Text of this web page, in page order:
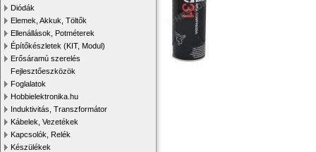
Diódák
Elemek, Akkuk, Töltők
Ellenállások, Potméterek
Építőkészletek (KIT, Modul)
Erősáramú szerelés
Fejlesztőeszközök
Foglalatok
Hobbielektronika.hu
Induktivitás, Transzformátor
Kábelek, Vezetékek
Kapcsolók, Relék
Készülékek